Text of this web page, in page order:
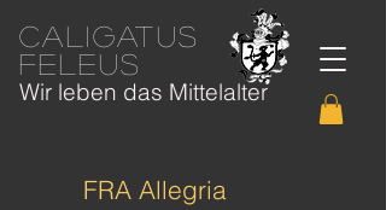
caligatus
feleus
Wir leben das Mittelalter
FRA Allegria